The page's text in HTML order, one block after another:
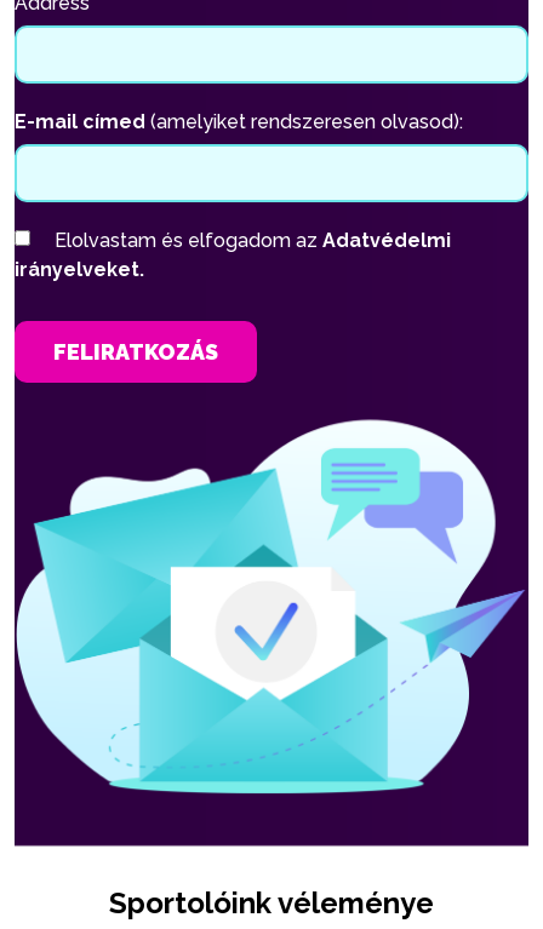
E-mail címed (amelyiket rendszeresen olvasod):
Elolvastam és elfogadom az Adatvédelmi
irányelveket.
FELIRATKOZÁS
Sportolóink véleménye